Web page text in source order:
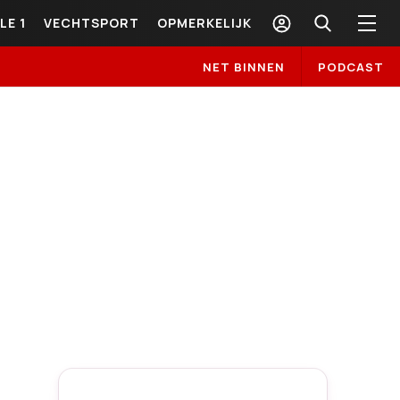
1 VECHTSPORT OPMERKELIJK
NET BINNEN PODCAST